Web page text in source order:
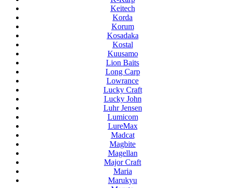
Keitech
Korda
Korum
Kosadaka
Kostal
Kuusamo
Lion Baits
Long Carp
Lowrance
Lucky Craft
Lucky John
Luhr Jensen
Lumicom
LureMax
Madcat
Magbite
Magellan
Major Craft
Maria
Marukyu